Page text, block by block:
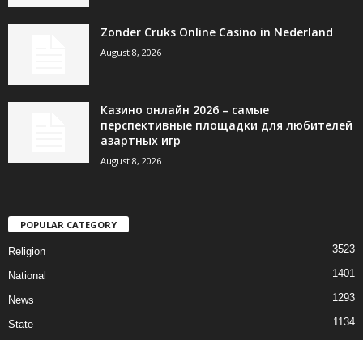
Zonder Cruks Online Casino in Nederland
August 8, 2026
Казино онлайн 2026 – самые
перспективные площадки для любителей
азартных игр
August 8, 2026
POPULAR CATEGORY
Religion 3523
National 1401
News 1293
State 1134